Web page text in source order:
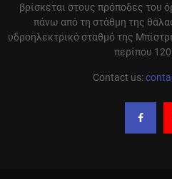
βρίσκεται στους πρόποδες του
πάνω από τη στάθμη της
υδροηλεκτρικό σταθμό της
περίπου 120
Contact us: